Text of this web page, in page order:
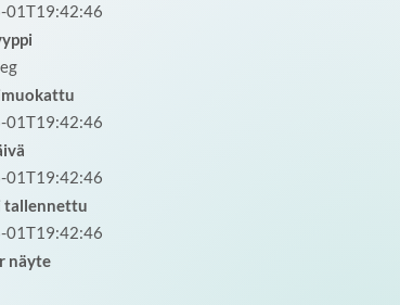
01T19:42:46
01T19:42:46
01T19:42:46
tallennettu
01T19:42:46
näyte